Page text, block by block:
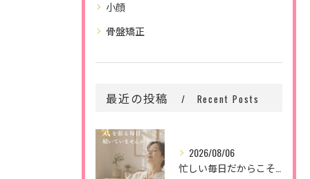
小顔
骨盤矯正
最近の投稿 Recent Posts
2026/08/06
忙しい毎日だからこそ、